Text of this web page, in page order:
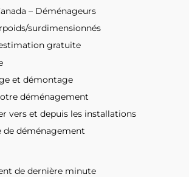
– Déménageurs
surdimensionnés
gratuite
et démontage
déménagement
vers et depuis les installations
de déménagement
de dernière minute